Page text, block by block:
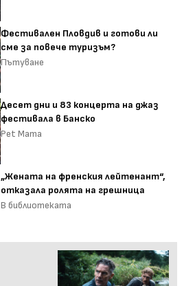
Фестивален Пловдив и готови ли
сме за повече туризъм?
Пътуване
Десет дни и 83 концерта на джаз
фестивала в Банско
Pet Mama
„Жената на френския лейтенант“,
отказала ролята на грешница
В библиотеката